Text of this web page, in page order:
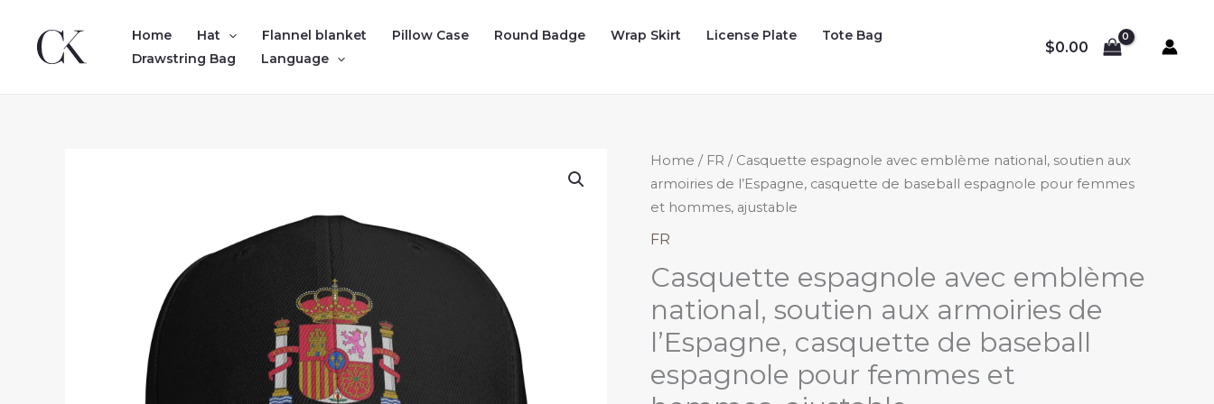
content
Home Hat Flannel blanket Pillow Case Round Badge Wrap Skirt License Plate
Tote Bag
Drawstring Bag
Language
$0.00
Home / FR / Casquette espagnole avec emblème national, soutien aux
armoiries de l’Espagne, casquette de baseball espagnole pour femmes
et hommes, ajustable
FR
Casquette espagnole avec emblème
national, soutien aux armoiries de
l’Espagne, casquette de baseball
espagnole pour femmes et